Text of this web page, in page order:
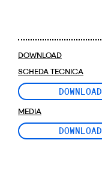
DOWNLOAD
SCHEDA TECNICA
DOWNLOAD
MEDIA
DOWNLOAD